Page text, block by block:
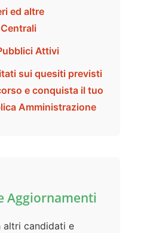
ed altre
Attivi
sui quesiti previsti
e conquista il tuo
Amministrazione
Aggiornamenti
altri candidati e